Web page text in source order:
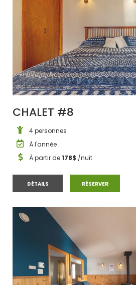
CHALET #8
4 personnes
À l'année
À partir de178$ /nuit
DÉTAILSCHALET #8 RÉSERVERCHALET #8